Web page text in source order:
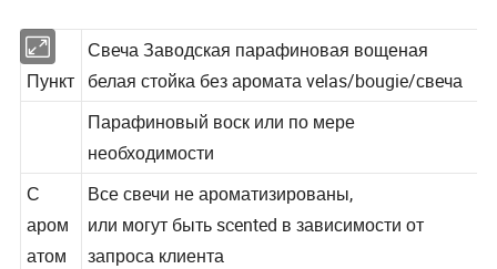
Пункт
Свеча Заводская парафиновая вощеная
белая стойка без аромата velas/bougie/свеча
Парафиновый воск или по мере
необходимости
С
аром
Все свечи не ароматизированы,
или могут быть scented в зависимости от